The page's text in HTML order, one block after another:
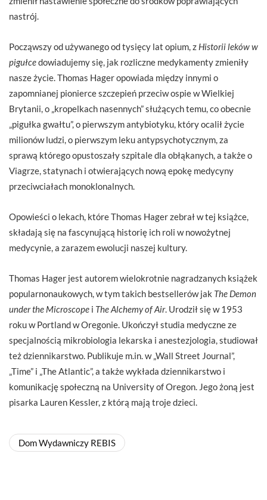
nastrój.
Począwszy od używanego od tysięcy lat opium, z Historii leków w
pigułcedowiadujemy się, jak rozliczne medykamenty zmieniły
nasze życie. Thomas Hager opowiada między innymi o
zapomnianej pionierce szczepień przeciw ospie w Wielkiej
Brytanii, o „kropelkach nasennych” służących temu, co obecnie
„pigułka gwałtu”, o pierwszym antybiotyku, który ocalił życie
milionów ludzi, o pierwszym leku antypsychotycznym, za
sprawą którego opustoszały szpitale dla obłąkanych, a także o
Viagrze, statynach i otwierających nową epokę medycyny
przeciwciałach monoklonalnych.
Opowieści o lekach, które Thomas Hager zebrał w tej książce,
składają się na fascynującą historię ich roli w nowożytnej
medycynie, a zarazem ewolucji naszej kultury.
Thomas Hager jest autorem wielokrotnie nagradzanych książek
popularnonaukowych, w tym takich bestsellerów jak The Demon
under the Microscope i The Alchemy of Air. Urodził się w 1953
roku w Portland w Oregonie. Ukończył studia medyczne ze
specjalnością mikrobiologia lekarska i anestezjologia, studiował
też dziennikarstwo. Publikuje m.in. w „Wall Street Journal”,
„Time” i „The Atlantic”, a także wykłada dziennikarstwo i
komunikację społeczną na University of Oregon. Jego żoną jest
pisarka Lauren Kessler, z którą mają troje dzieci.
Dom Wydawniczy REBIS